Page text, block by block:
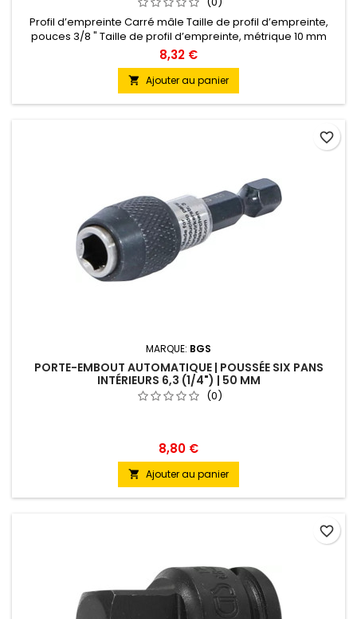
Profil d’empreinte Carré mâle Taille de profil d’empreinte,
pouces 3/8 " Taille de profil d’empreinte, métrique 10 mm
Profil d'entraînement Quatre pans creux Taille de profil
d'entraînement, pouces 1/2 " Taille de profil d'entraînement,
métrique 12,5 mm Poids brut 74 g Couple max. 230 Nm
Matière Acier chrome-molybdène Traitement de...
8,32 €
 Ajouter au panier
MARQUE: BGS
PORTE-EMBOUT AUTOMATIQUE | POUSSÉE SIX PANS
INTÉRIEURS 6,3 (1/4") | 50 MM
(0)
8,80 €
 Ajouter au panier
favorite_border
favorite_border